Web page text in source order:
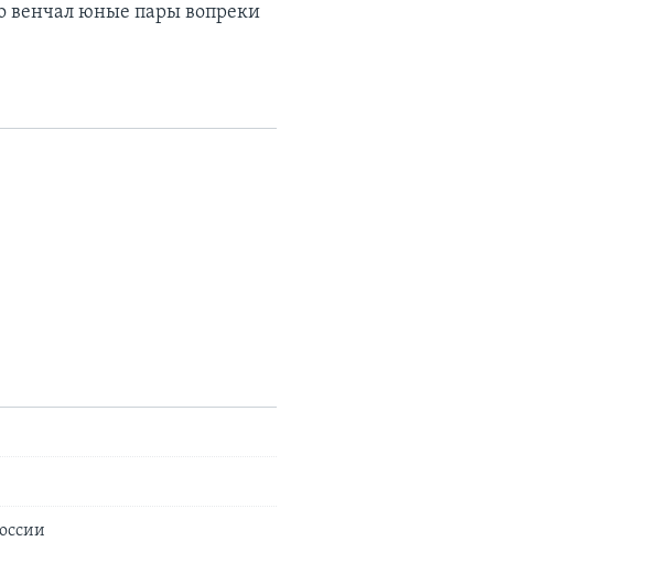
венчал юные пары вопреки